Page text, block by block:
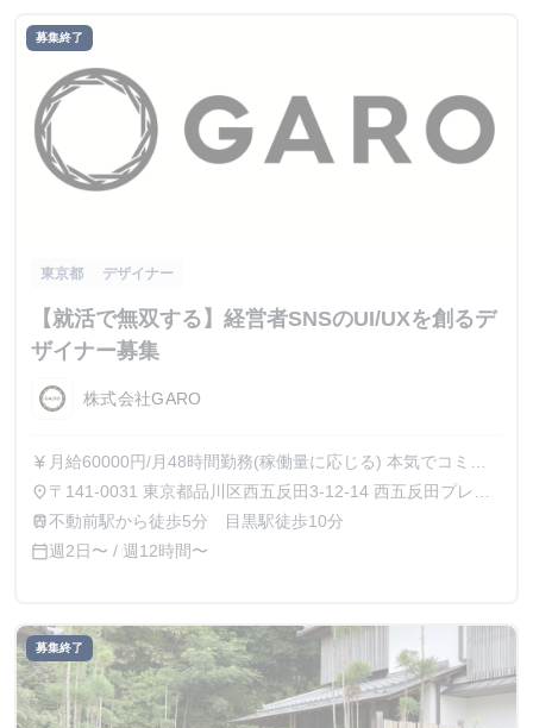
募集終了
東京都 デザイナー
【就活で無双する】経営者SNSのUI/UXを創るデ
ザイナー募集
株式会社GARO
currency_yen 月給60000円/月48時間勤務(稼働量に応じる) 本気でコミッ
トすれば、学生でも圧倒的な実績と報酬を得られる環境で
す。
place 〒141-0031 東京都品川区西五反田3-12-14 西五反田プレイ
ス8階
train不動前駅から徒歩5分 目黒駅徒歩10分
calendar_today週2日〜 / 週12時間〜
募集終了